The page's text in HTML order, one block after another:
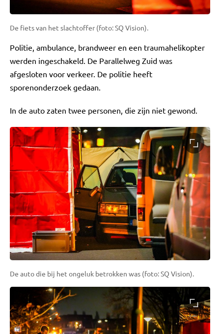
De fiets van het slachtoffer (foto: SQ Vision).
Politie, ambulance, brandweer en een traumahelikopter
werden ingeschakeld. De Parallelweg Zuid was
afgesloten voor verkeer. De politie heeft
sporenonderzoek gedaan.
In de auto zaten twee personen, die zijn niet gewond.
De auto die bij het ongeluk betrokken was (foto: SQ Vision).